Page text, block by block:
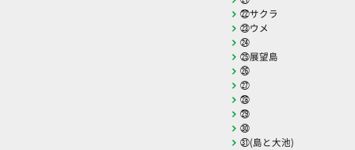
㉒サクラ
㉓ウメ
㉔
㉕展望島
㉖
㉗
㉘
㉙
㉚
㉛(島と大池)